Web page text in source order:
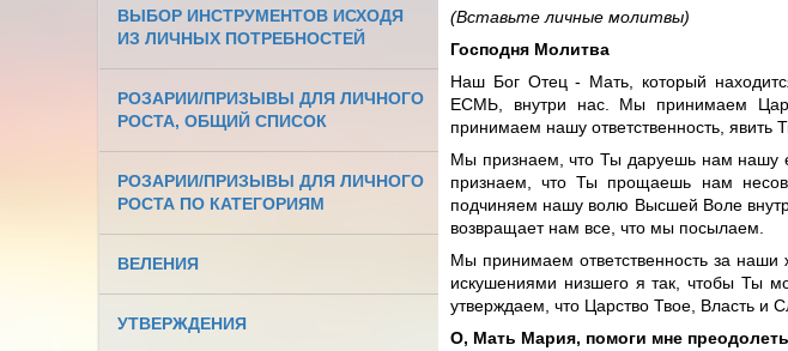
ВЫБОР ИНСТРУМЕНТОВ ИСХОДЯ
ИЗ ЛИЧНЫХ ПОТРЕБНОСТЕЙ
РОЗАРИИ/ПРИЗЫВЫ ДЛЯ ЛИЧНОГО
РОСТА, ОБЩИЙ СПИСОК
РОЗАРИИ/ПРИЗЫВЫ ДЛЯ ЛИЧНОГО
РОСТА ПО КАТЕГОРИЯМ
ВЕЛЕНИЯ
УТВЕРЖДЕНИЯ
(Вставьте личные молитвы)
Господня Молитва
Наш Бог Отец - Мать, который
ЕСМЬ, внутри нас. Мы принимаем
принимаем нашу ответственность,
Мы признаем, что Ты даруешь нам нашу
признаем, что Ты прощаешь нам
подчиняем нашу волю Высшей Воле
возвращает нам все, что мы посылаем.
Мы принимаем ответственность за
искушениями низшего я так, чтобы Ты
утверждаем, что Царство Твое, Власть
О, Мать Мария, помоги мне